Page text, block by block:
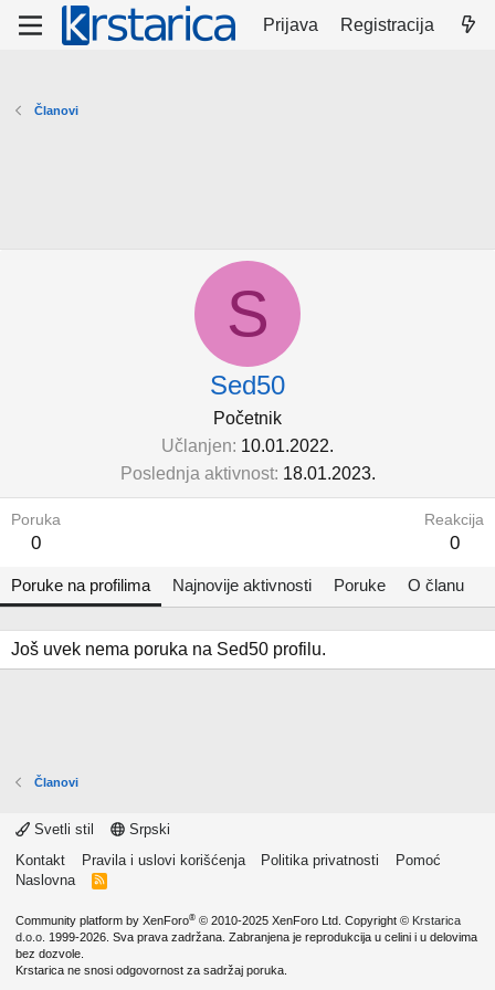
Prijava Registracija
Članovi
S
Sed50
Početnik
Učlanjen 10.01.2022.
Poslednja aktivnost 18.01.2023.
Poruka
0
Reakcija
0
Poruke na profilima Najnovije aktivnosti Poruke O članu
Još uvek nema poruka na Sed50 profilu.
Članovi
Svetli stil
Srpski
Kontakt
Pravila i uslovi korišćenja Politika privatnosti
Pomoć
Naslovna
R
Community platform by XenForo® © 2010-2025 XenForo Ltd. Copyright © Krstarica
d.o.o. 1999-2026. Sva prava zadržana. Zabranjena je reprodukcija u celini i u delovima
bez dozvole.
Krstarica ne snosi odgovornost za sadržaj poruka.